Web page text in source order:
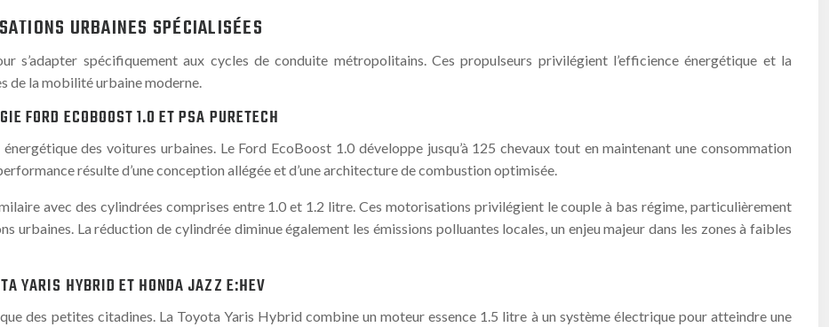
URBAINES SPÉCIALISÉES
s’adapter spécifiquement aux cycles de conduite métropolitains. Ces propulseurs privilégient l’efficience énergétique et la
de la mobilité urbaine moderne.
FORD ECOBOOST 1.0 ET PSA PURETECH
des voitures urbaines. Le Ford EcoBoost 1.0 développe jusqu’à 125 chevaux tout en maintenant une consommation
résulte d’une conception allégée et d’une architecture de combustion optimisée.
avec des cylindrées comprises entre 1.0 et 1.2 litre. Ces motorisations privilégient le couple à bas régime, particulièrement
urbaines. La réduction de cylindrée diminue également les émissions polluantes locales, un enjeu majeur dans les zones à faibles
YARIS HYBRID ET HONDA JAZZ E:HEV
des petites citadines. La Toyota Yaris Hybrid combine un moteur essence 1.5 litre à un système électrique pour atteindre une